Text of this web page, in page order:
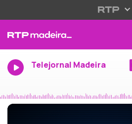
Telejornal Madeira